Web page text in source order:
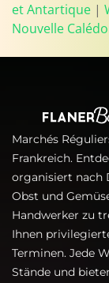
et Antartique |
Nouvelle
Marchés
Frankreich.
organisiert nach
Obst und
Handwerker zu
Ihnen
Terminen. Jede
Stände und